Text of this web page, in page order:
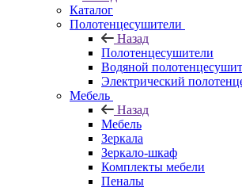
Каталог
Полотенцесушители
Назад
Полотенцесушители
Водяной
Электрический
Мебель
Назад
Мебель
Зеркала
Зеркало-шкаф
Комплекты мебели
Пеналы